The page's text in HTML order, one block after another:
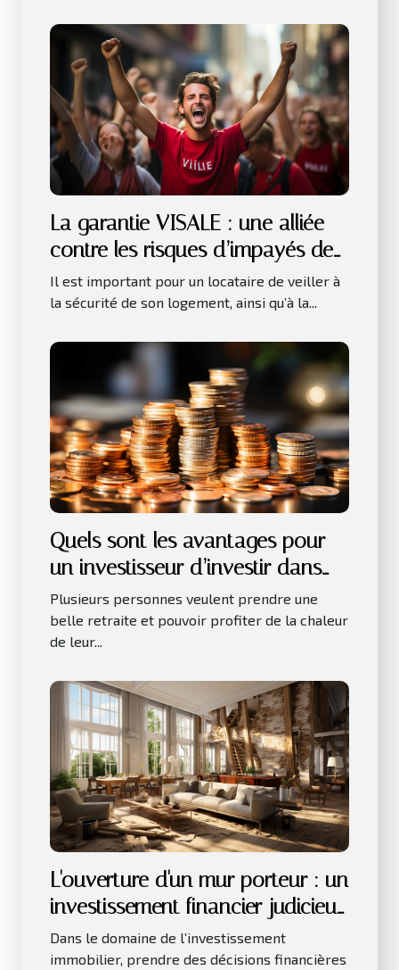
La garantie VISALE : une alliée
contre les risques d’impayés de
loyer
Il est important pour un locataire de veiller à
la sécurité de son logement, ainsi qu’à la...
Quels sont les avantages pour
un investisseur d’investir dans
les LMNP ?
Plusieurs personnes veulent prendre une
belle retraite et pouvoir profiter de la chaleur
de leur...
L'ouverture d'un mur porteur : un
investissement financier judicieux
pour votre bien immobilier
Dans le domaine de l’investissement
immobilier, prendre des décisions financières